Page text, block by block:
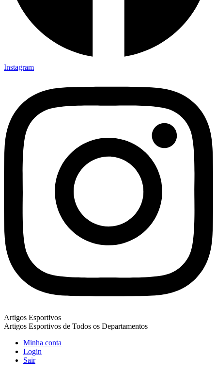
Instagram
Artigos Esportivos
Artigos Esportivos de Todos os Departamentos
Minha conta
Login
Sair